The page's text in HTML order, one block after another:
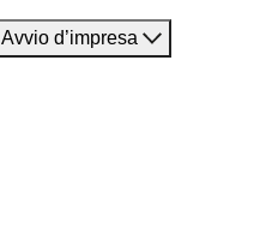
Avvio d’impresa